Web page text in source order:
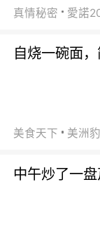
真情秘密 愛諾
自烧一碗面
美食天下 美洲
中午炒了一